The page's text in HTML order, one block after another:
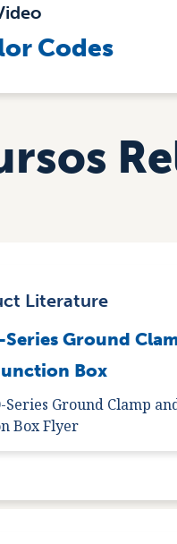
Codes
Literature
Ground
Box
Series Ground Clamp
Box Flyer